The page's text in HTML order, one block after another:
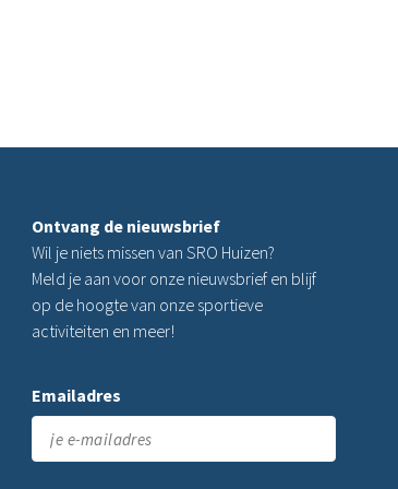
Ontvang de nieuwsbrief
Wil je niets missen van SRO Huizen?
Meld je aan voor onze nieuwsbrief en blijf
op de hoogte van onze sportieve
activiteiten en meer!
Emailadres